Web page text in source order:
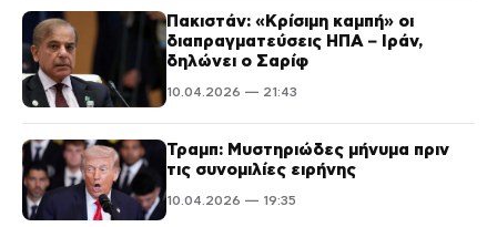
Πακιστάν: «Κρίσιμη καμπή» οι
διαπραγματεύσεις ΗΠΑ – Ιράν,
δηλώνει ο Σαρίφ
10.04.2026 — 21:43
Τραμπ: Μυστηριώδες μήνυμα πριν
τις συνομιλίες ειρήνης
10.04.2026 — 19:35